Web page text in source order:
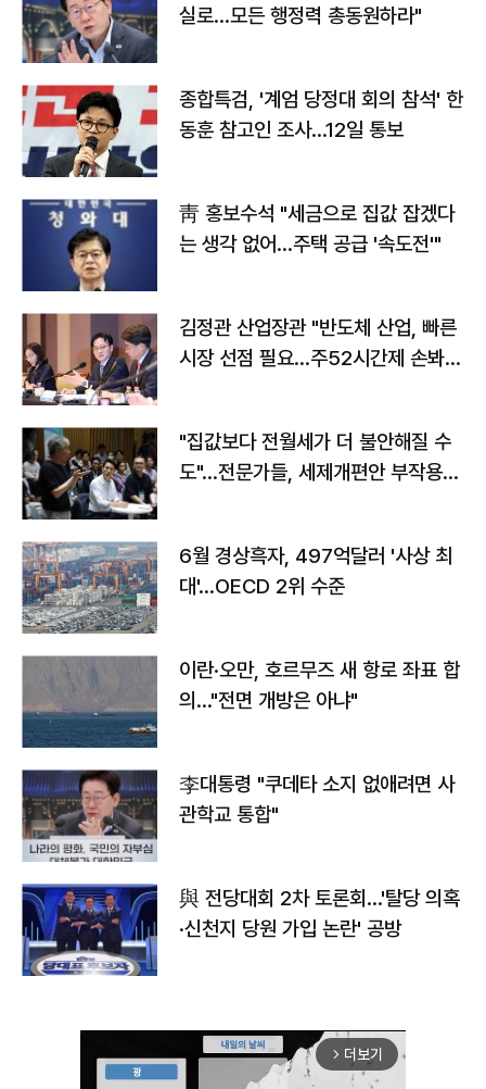
실로…모든 행정력 총동원하라"
종합특검, '계엄 당정대 회의 참석' 한
동훈 참고인 조사...12일 통보
靑 홍보수석 "세금으로 집값 잡겠다
는 생각 없어…주택 공급 '속도전'"
김정관 산업장관 "반도체 산업, 빠른
시장 선점 필요…주52시간제 손봐
"집값보다 전월세가 더 불안해질 수
도"…전문가들, 세제개편안 부작용
6월 경상흑자, 497억달러 '사상 최
대'…OECD 2위 수준
이란·오만, 호르무즈 새 항로 좌표 합
의…"전면 개방은 아냐"
李대통령 "쿠데타 소지 없애려면 사
관학교 통합"
與 전당대회 2차 토론회…'탈당 의혹
·신천지 당원 가입 논란' 공방
arrow_forward_ios 더보기